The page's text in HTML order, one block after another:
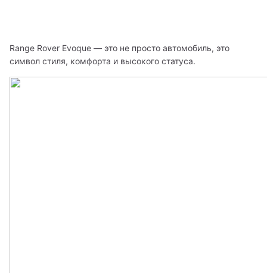
Range Rover Evoque — это не просто автомобиль, это
символ стиля, комфорта и высокого статуса.